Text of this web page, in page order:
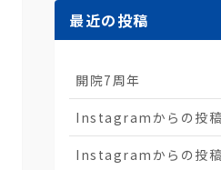
最近の投稿
開院7周年
Instagramからの投稿
Instagramからの投稿